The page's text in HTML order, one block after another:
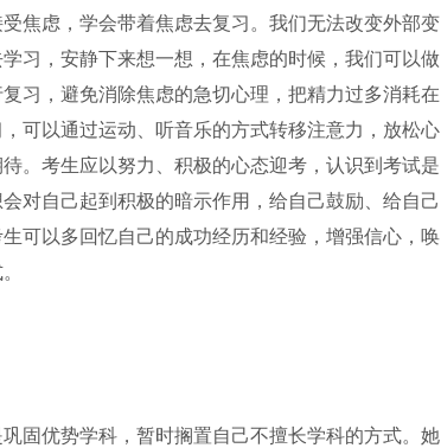
焦虑，学会带着焦虑去复习。我们无法改变外部变
习，安静下来想一想，在焦虑的时候，我们可以做
习，避免消除焦虑的急切心理，把精力过多消耗在
可以通过运动、听音乐的方式转移注意力，放松心
。考生应以努力、积极的心态迎考，认识到考试是
对自己起到积极的暗示作用，给自己鼓励、给自己
可以多回忆自己的成功经历和经验，增强信心，唤
固优势学科，暂时搁置自己不擅长学科的方式。她